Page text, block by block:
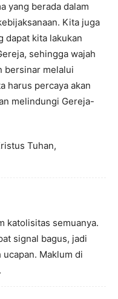
yang berada dalam
Kita juga
dapat kita lakukan
sehingga wajah
bersinar melalui
harus percaya akan
melindungi Gereja-
Tuhan,
katolisitas semuanya.
signal bagus, jadi
Maklum di